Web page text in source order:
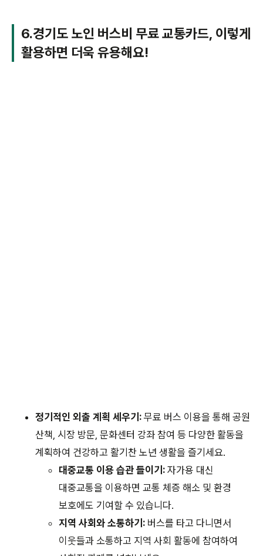
6.경기도 노인 버스비 무료 교통카드, 이렇게
활용하면 더욱 유용해요!
정기적인 외출 계획 세우기: 무료 버스 이용을 통해 공원
산책, 시장 방문, 문화센터 강좌 참여 등 다양한 활동을
계획하여 건강하고 활기찬 노년 생활을 즐기세요.
대중교통 이용 습관 들이기: 자가용 대신
대중교통을 이용하면 교통 체증 해소 및 환경
보호에도 기여할 수 있습니다.
지역 사회와 소통하기: 버스를 타고 다니면서
이웃들과 소통하고 지역 사회 활동에 참여하여